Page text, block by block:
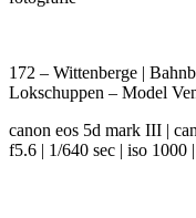
172 – Wittenberge |
Lokschuppen – Model
canon eos 5d mark III |
f5.6 | 1/640 sec | iso 1000